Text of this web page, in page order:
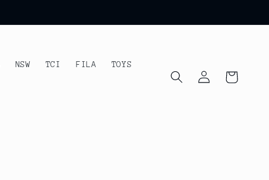
NSW TCI FILA TOYS
Iniciar
sesión
Carrito